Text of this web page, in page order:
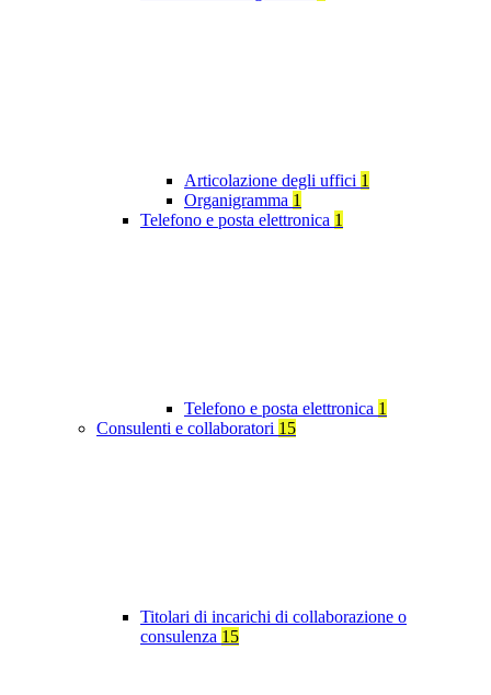
Articolazione degli uffici 1
Organigramma 1
Telefono e posta elettronica 1
Telefono e posta elettronica 1
Consulenti e collaboratori 15
Titolari di incarichi di collaborazione o
consulenza 15